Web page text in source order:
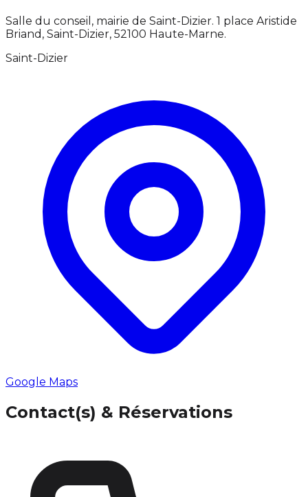
Salle du conseil, mairie de Saint-Dizier. 1 place Aristide
Briand, Saint-Dizier, 52100 Haute-Marne.
Saint-Dizier
Google Maps
Contact(s) & Réservations